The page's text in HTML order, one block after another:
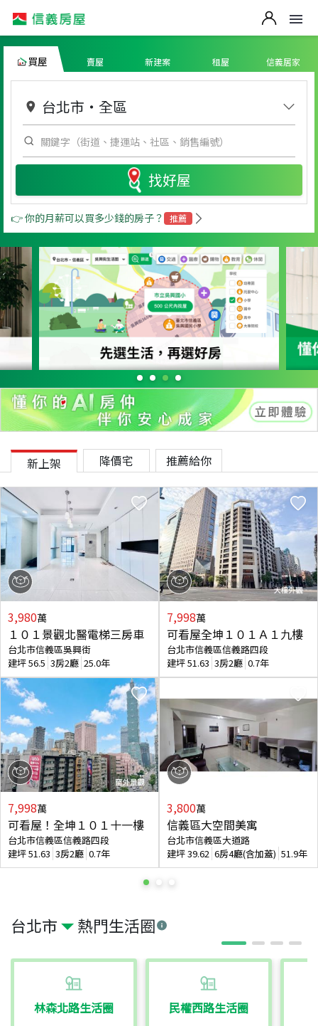
買屋 賣屋 新建案 租屋 信義居家
台北市 ・ 全區
找好屋
👉 你的月薪可以買多少錢的房子？ 推薦
台北市 熱門生活圈
林森北路生活圈 民權西路生活圈
新上架 降價宅 推薦給你
3,980萬
１０１景觀北醫電梯三房車
台北市信義區吳興街
建坪56.5 3房2廳 25.0年
7,998萬
可看屋！全坤１０１十一樓
台北市信義區信義路四段
建坪51.63 3房2廳 0.7年
7,998萬
可看屋全坤１０１Ａ１九樓
台北市信義區信義路四段
建坪51.63 3房2廳 0.7年
3,800萬
信義區大空間美寓
台北市信義區大道路
建坪39.62 6房4廳(含加蓋) 51.9年